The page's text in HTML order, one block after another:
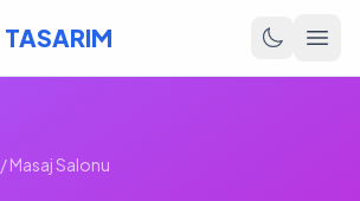
TASARIM
/Masaj Salonu